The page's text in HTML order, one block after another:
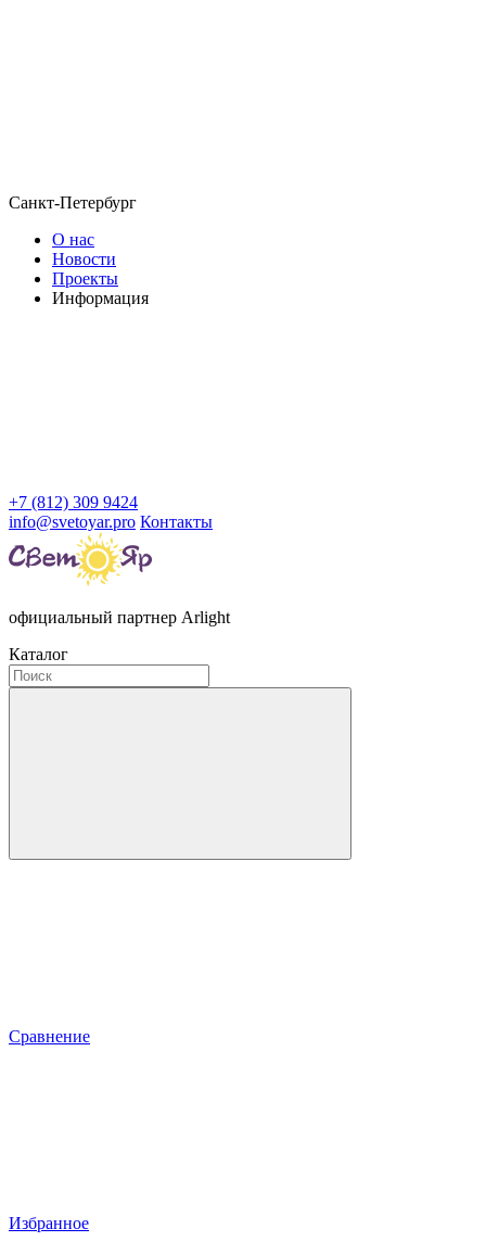
Санкт-Петербург
О нас
Новости
Проекты
Информация
+7 (812) 309 9424
info@svetoyar.pro Контакты
официальный партнер Arlight
Каталог
Сравнение
Избранное